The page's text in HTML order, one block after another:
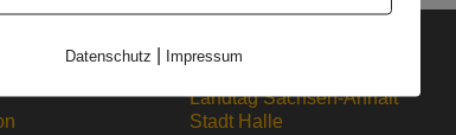
Landtag Sachsen-Anhalt
Stadt Halle
Datenschutz | Impressum